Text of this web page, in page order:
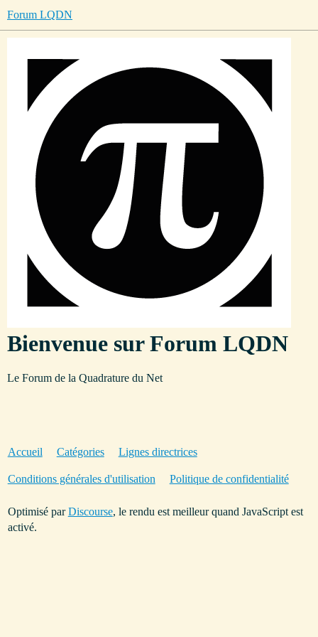
Forum LQDN
Bienvenue sur Forum LQDN
Le Forum de la Quadrature du Net
Accueil Catégories Lignes directrices
Conditions générales d'utilisation Politique de confidentialité
Optimisé parDiscourse, le rendu est meilleur quand JavaScript est
activé.